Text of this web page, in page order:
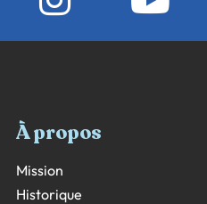
À propos
Mission
Historique